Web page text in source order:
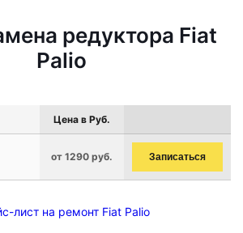
редуктора Fiat
Palio
Цена в Руб.
от 1290 руб. Записаться
лист на ремонт Fiat Palio